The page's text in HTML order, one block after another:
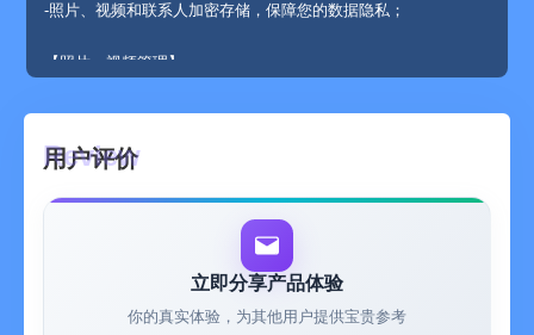
-照片、视频和联系人加密存储，保障您的数据隐私；
【照片、视频管理】
视频和截图、连拍照片、GIF照片和动态照片；
- 快速压缩超大照片/视频，释放设备空间；
- 智能过滤和清理相似照片、超大照片/视频、模糊照片、截图、
连拍照片、GIF 照片和动态照片；
- 轻松从照片中删除 GPS 位置。
【iCareFone ios APP会员自动订阅说明】
1.服务名称:iCareFone ios APP会员服务自动订阅；
2.订阅周期:1周、1年，并且额外赠送3天免费试用；
用户评价
立即分享产品体验
你的真实体验，为其他用户提供宝贵参考